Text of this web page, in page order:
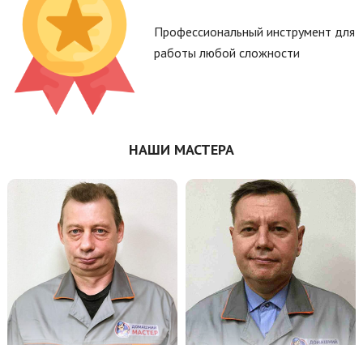
Профессиональный инструмент для
работы любой сложности
НАШИ МАСТЕРА